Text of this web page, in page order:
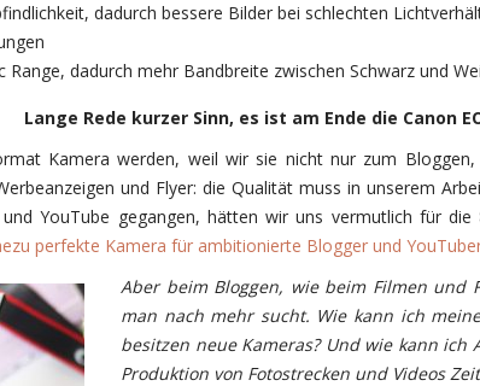
dadurch bessere Bilder bei schlechten
Range, dadurch mehr Bandbreite zwischen Schwarz und
Lange Rede kurzer Sinn, es ist am Ende die Canon
Kamera werden, weil wir sie nicht nur zum
und Flyer: die Qualität muss in unserem
YouTube gegangen, hätten wir uns vermutlich für
perfekte Kamera für ambitionierte Blogger und
Aber beim Bloggen, wie beim Filmen und
man nach mehr sucht. Wie kann ich
besitzen neue Kameras? Und wie kann
Produktion von Fotostrecken und Videos